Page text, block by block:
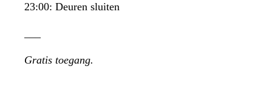
23:00: Deuren sluiten
Gratis toegang.